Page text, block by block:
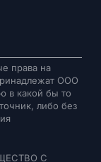
права на
ООО
в какой бы то
либо без
С